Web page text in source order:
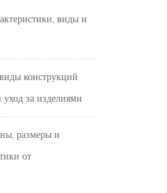
виды и
конструкций
за изделиями
размеры и
от